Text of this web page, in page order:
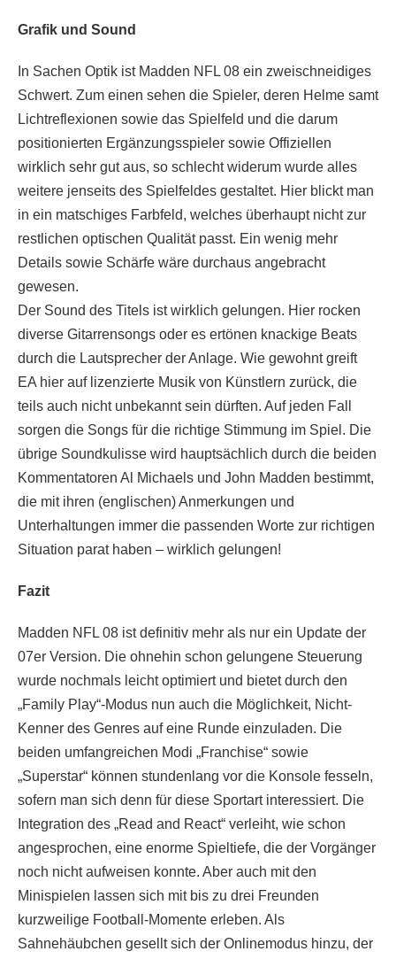
Grafik und Sound
In Sachen Optik ist Madden NFL 08 ein zweischneidiges
Schwert. Zum einen sehen die Spieler, deren Helme samt
Lichtreflexionen sowie das Spielfeld und die darum
positionierten Ergänzungsspieler sowie Offiziellen
wirklich sehr gut aus, so schlecht widerum wurde alles
weitere jenseits des Spielfeldes gestaltet. Hier blickt man
in ein matschiges Farbfeld, welches überhaupt nicht zur
restlichen optischen Qualität passt. Ein wenig mehr
Details sowie Schärfe wäre durchaus angebracht
gewesen.
Der Sound des Titels ist wirklich gelungen. Hier rocken
diverse Gitarrensongs oder es ertönen knackige Beats
durch die Lautsprecher der Anlage. Wie gewohnt greift
EA hier auf lizenzierte Musik von Künstlern zurück, die
teils auch nicht unbekannt sein dürften. Auf jeden Fall
sorgen die Songs für die richtige Stimmung im Spiel. Die
übrige Soundkulisse wird hauptsächlich durch die beiden
Kommentatoren Al Michaels und John Madden bestimmt,
die mit ihren (englischen) Anmerkungen und
Unterhaltungen immer die passenden Worte zur richtigen
Situation parat haben – wirklich gelungen!
Fazit
Madden NFL 08 ist definitiv mehr als nur ein Update der
07er Version. Die ohnehin schon gelungene Steuerung
wurde nochmals leicht optimiert und bietet durch den
„Family Play“-Modus nun auch die Möglichkeit, Nicht-
Kenner des Genres auf eine Runde einzuladen. Die
beiden umfangreichen Modi „Franchise“ sowie
„Superstar“ können stundenlang vor die Konsole fesseln,
sofern man sich denn für diese Sportart interessiert. Die
Integration des „Read and React“ verleiht, wie schon
angesprochen, eine enorme Spieltiefe, die der Vorgänger
noch nicht aufweisen konnte. Aber auch mit den
Minispielen lassen sich mit bis zu drei Freunden
kurzweilige Football-Momente erleben. Als
Sahnehäubchen gesellt sich der Onlinemodus hinzu, der